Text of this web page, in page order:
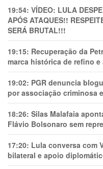
19:54: VÍDEO: LULA
APÓS ATAQUES!!
SERÁ BRUTAL!!!
19:15: Recuperação da
marca histórica de refino
19:02: PGR denuncia
por associação criminosa
18:26: Silas Malafaia
Flávio Bolsonaro sem
17:20: Lula conversa com
bilateral e apoio